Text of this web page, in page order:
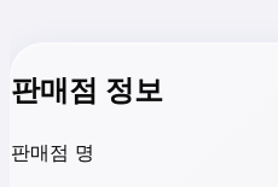
판매점 정보
판매점 명